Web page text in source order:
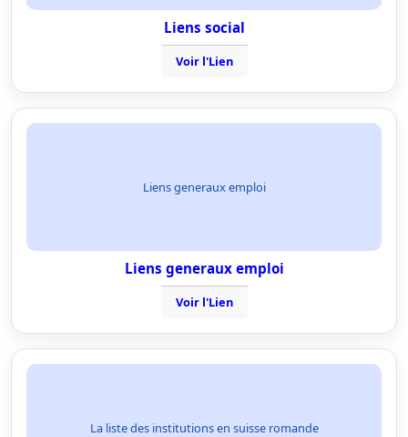
Liens social
Voir l'Lien
Liens generaux emploi
Liens generaux emploi
Voir l'Lien
La liste des institutions en suisse romande